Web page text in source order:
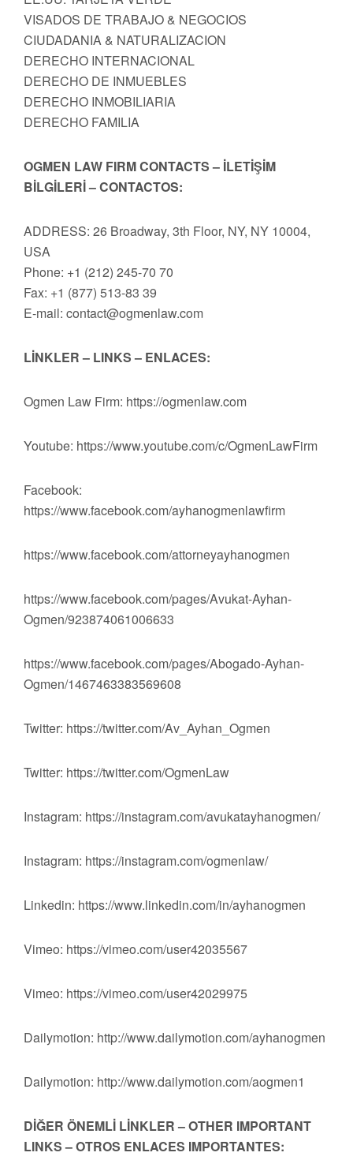
VISADOS DE TRABAJO & NEGOCIOS
CIUDADANIA & NATURALIZACION
DERECHO INTERNACIONAL
DERECHO DE INMUEBLES
DERECHO INMOBILIARIA
DERECHO FAMILIA
OGMEN LAW FIRM CONTACTS – İLETİŞİM
BİLGİLERİ – CONTACTOS:
ADDRESS: 26 Broadway, 3th Floor, NY, NY 10004,
USA
Phone: +1 (212) 245-70 70
Fax: +1 (877) 513-83 39
E-mail: contact@ogmenlaw.com
LİNKLER – LINKS – ENLACES:
Ogmen Law Firm: https://ogmenlaw.com
Youtube: https://www.youtube.com/c/OgmenLawFirm
Facebook:
https://www.facebook.com/ayhanogmenlawfirm
https://www.facebook.com/attorneyayhanogmen
https://www.facebook.com/pages/Avukat-Ayhan-
Ogmen/923874061006633
https://www.facebook.com/pages/Abogado-Ayhan-
Ogmen/1467463383569608
Twitter: https://twitter.com/Av_Ayhan_Ogmen
Twitter: https://twitter.com/OgmenLaw
Instagram: https://instagram.com/avukatayhanogmen/
Instagram: https://instagram.com/ogmenlaw/
Linkedin: https://www.linkedin.com/in/ayhanogmen
Vimeo: https://vimeo.com/user42035567
Vimeo: https://vimeo.com/user42029975
Dailymotion: http://www.dailymotion.com/ayhanogmen
Dailymotion: http://www.dailymotion.com/aogmen1
DİĞER ÖNEMLİ LİNKLER – OTHER IMPORTANT
LINKS – OTROS ENLACES IMPORTANTES: